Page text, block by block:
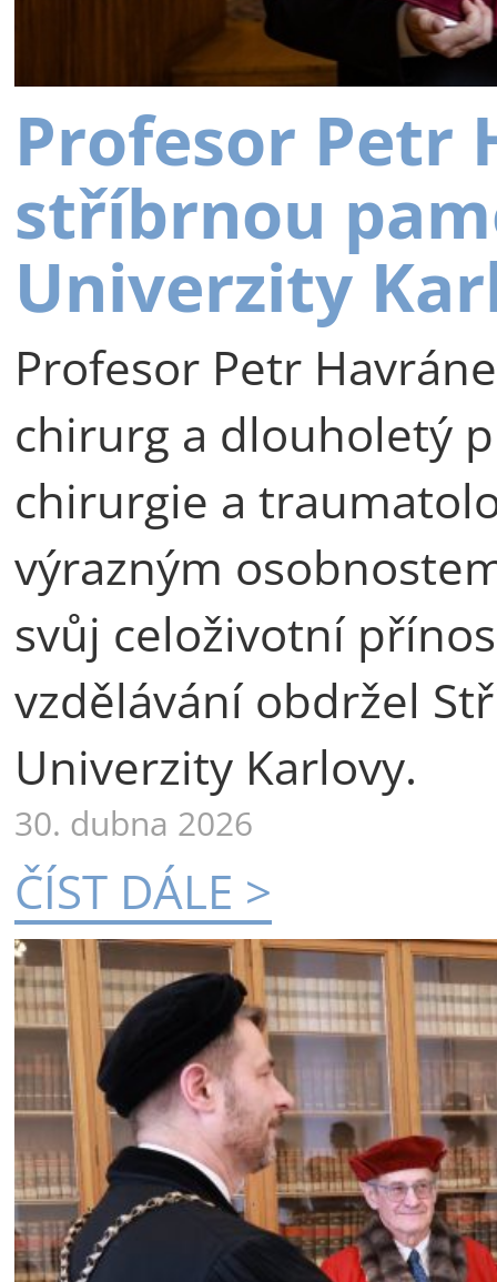
Profesor Petr
stříbrnou
Univerzity
Profesor Petr
chirurg a dlouholetý
chirurgie a
výrazným
svůj celoživotní
vzdělávání obdržel
Univerzity Karlovy.
30. dubna 2026
ČÍST DÁLE >